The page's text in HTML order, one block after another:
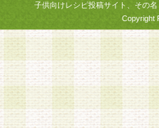
子供向けレシピ投稿サイト、その
Copyright